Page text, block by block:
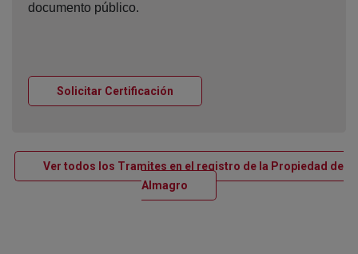
documento público.
Solicitar Certificación
Ver todos los Tramites en el registro de la Propiedad de
Almagro Ventana nueva